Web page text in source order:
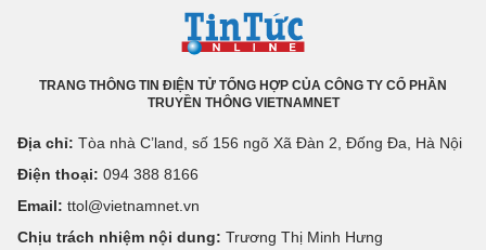
TRANG THÔNG TIN ĐIỆN TỬ TỔNG HỢP CỦA CÔNG TY CỔ PHẦN
TRUYỀN THÔNG VIETNAMNET
Địa chỉ: Tòa nhà C’land, số 156 ngõ Xã Đàn 2, Đống Đa, Hà Nội
Điện thoại: 094 388 8166
Email: ttol@vietnamnet.vn
Chịu trách nhiệm nội dung: Trương Thị Minh Hưng